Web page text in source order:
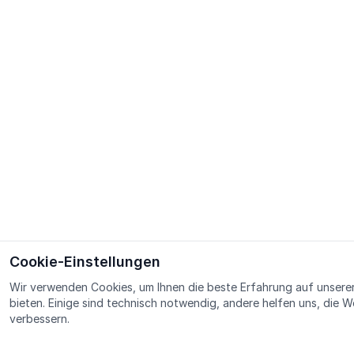
Cookie-Einstellungen
Wir verwenden Cookies, um Ihnen die beste Erfahrung auf
bieten. Einige sind technisch notwendig, andere helfen uns, die
verbessern.